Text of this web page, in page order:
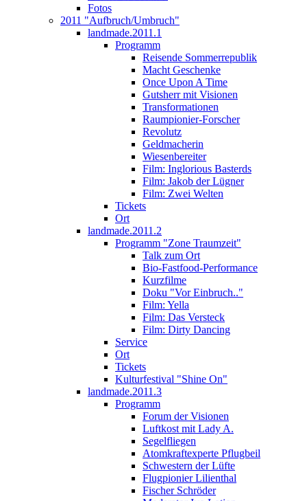
Fotos
2011 "Aufbruch/Umbruch"
landmade.2011.1
Programm
Reisende Sommerrepublik
Macht Geschenke
Once Upon A Time
Gutsherr mit Visionen
Transformationen
Raumpionier-Forscher
Revolutz
Geldmacherin
Wiesenbereiter
Film: Inglorious Basterds
Film: Jakob der Lügner
Film: Zwei Welten
Tickets
Ort
landmade.2011.2
Programm "Zone Traumzeit"
Talk zum Ort
Bio-Fastfood-Performance
Kurzfilme
Doku "Vor Einbruch.."
Film: Yella
Film: Das Versteck
Film: Dirty Dancing
Service
Ort
Tickets
Kulturfestival "Shine On"
landmade.2011.3
Programm
Forum der Visionen
Luftkost mit Lady A.
Segelfliegen
Atomkraftexperte Pflugbeil
Schwestern der Lüfte
Flugpionier Lilienthal
Fischer Schröder